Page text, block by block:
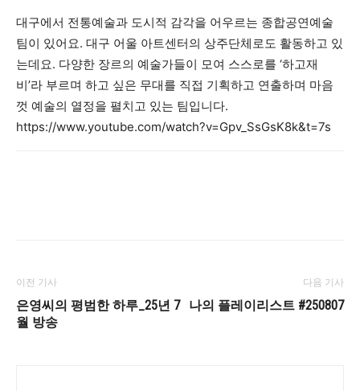
대구에서 전통예술과 도시적 감각을 어우르는 종합공연예술
팀이 있어요. 대구 어울 아트센터의 상주단체로도 활동하고 있
는데요. 다양한 장르의 예술가들이 모여 스스로를 ‘하고재
비’라 부르며 하고 싶은 무대를 직접 기획하고 연출하며 마음
껏 예술의 열정을 펼치고 있는 팀입니다.
https://www.youtube.com/watch?v=Gpv_SsGsK8k&t=7s
이전 기사
은영씨의 평범한 하루_25년 7
월 방송
다음 기사
나의 플레이리스트 #250807